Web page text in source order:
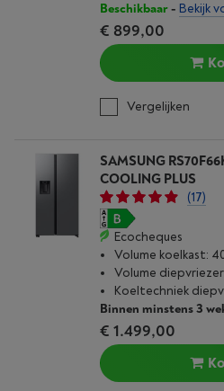
Beschikbaar- Bekijk
€ 899,00
Vergelijken
SAMSUNG
COOLING PLUS
(17)
Ecocheques
Volume koelkast:
Volume
Koeltechniek
Binnen minstens 3
€ 1.499,00